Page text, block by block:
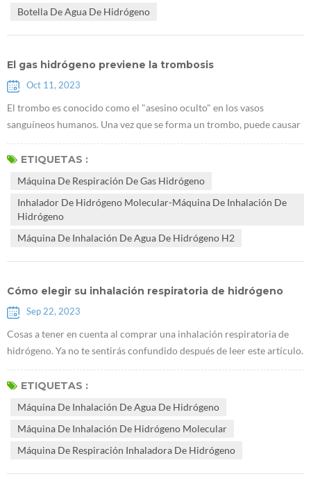
Botella De Agua De Hidrógeno
El gas hidrógeno previene la trombosis
Oct 11, 2023
El trombo es conocido como el "asesino oculto" en los vasos
sanguíneos humanos. Una vez que se forma un trombo, puede causar
"parálisis" del sistema de transporte sanguíneo, desencadenar una
variedad de enfermedades trombóticas y poner en grave peligro la
"trombos"....
ETIQUETAS :
Máquina De Respiración De Gas Hidrógeno
Inhalador De Hidrógeno Molecular-Máquina De Inhalación De
Hidrógeno
Máquina De Inhalación De Agua De Hidrógeno H2
Cómo elegir su inhalación respiratoria de hidrógeno
Sep 22, 2023
Cosas a tener en cuenta al comprar una inhalación respiratoria de
hidrógeno. Ya no te sentirás confundido después de leer este artículo.
¿Qué es el flujo de hidrógeno y qué representa el flujo de hidrógeno?
El flujo de hidrógeno es la cantidad de hidrógeno producido por
ETIQUETAS :
Máquina De Inhalación De Agua De Hidrógeno
Máquina De Inhalación De Hidrógeno Molecular
Máquina De Respiración Inhaladora De Hidrógeno